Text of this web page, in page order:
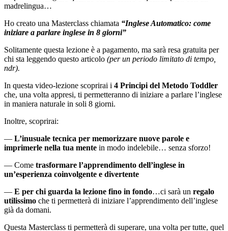
madrelingua…
Ho creato una Masterclass chiamata “Inglese Automatico: come
iniziare a parlare inglese in 8 giorni”
Solitamente questa lezione è a pagamento, ma sarà resa gratuita per
chi sta leggendo questo articolo (per un periodo limitato di tempo,
ndr).
In questa video-lezione scoprirai i 4 Principi del Metodo Toddler
che, una volta appresi, ti permetteranno di iniziare a parlare l’inglese
in maniera naturale in soli 8 giorni.
Inoltre, scoprirai:
— L’inusuale tecnica per memorizzare nuove parole e
imprimerle nella tua mente in modo indelebile… senza sforzo!
— Come trasformare l’apprendimento dell’inglese in
un’esperienza coinvolgente e divertente
— E per chi guarda la lezione fino in fondo…ci sarà un regalo
utilissimo che ti permetterà di iniziare l’apprendimento dell’inglese
già da domani.
Questa Masterclass ti permetterà di superare, una volta per tutte, quel